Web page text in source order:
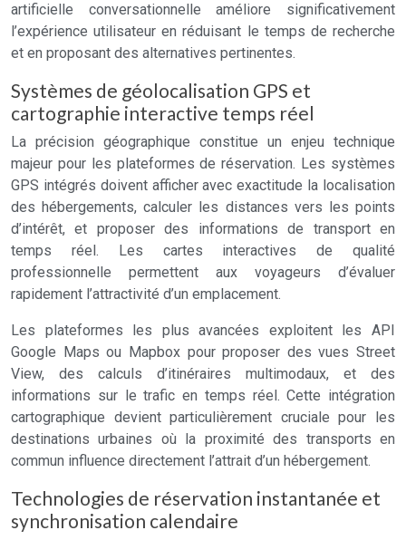
artificielle conversationnelle améliore significativement
l’expérience utilisateur en réduisant le temps de recherche
et en proposant des alternatives pertinentes.
Systèmes de géolocalisation GPS et
cartographie interactive temps réel
La précision géographique constitue un enjeu technique
majeur pour les plateformes de réservation. Les systèmes
GPS intégrés doivent afficher avec exactitude la localisation
des hébergements, calculer les distances vers les points
d’intérêt, et proposer des informations de transport en
temps réel. Les cartes interactives de qualité
professionnelle permettent aux voyageurs d’évaluer
rapidement l’attractivité d’un emplacement.
Les plateformes les plus avancées exploitent les API
Google Maps ou Mapbox pour proposer des vues Street
View, des calculs d’itinéraires multimodaux, et des
informations sur le trafic en temps réel. Cette intégration
cartographique devient particulièrement cruciale pour les
destinations urbaines où la proximité des transports en
commun influence directement l’attrait d’un hébergement.
Technologies de réservation instantanée et
synchronisation calendaire